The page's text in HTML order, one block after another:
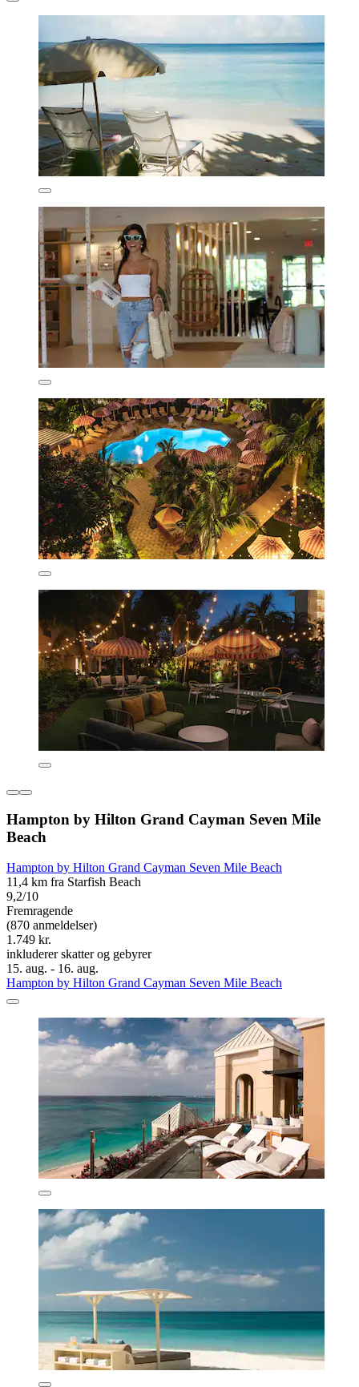
Hampton by Hilton Grand Cayman Seven Mile
Beach
Hampton by Hilton Grand Cayman Seven Mile Beach
11,4 km fra Starfish Beach
9,2/10
Fremragende
(870 anmeldelser)
1.749 kr.
inkluderer skatter og gebyrer
15. aug. - 16. aug.
Hampton by Hilton Grand Cayman Seven Mile Beach